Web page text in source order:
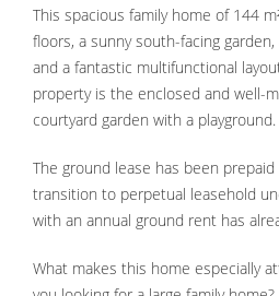
This spacious family home of 144
floors, a sunny south-facing
and a fantastic multifunctional
property is the enclosed and well-
courtyard garden with a playground.
The ground lease has been prepaid
transition to perpetual leasehold
with an annual ground rent has
What makes this home especially